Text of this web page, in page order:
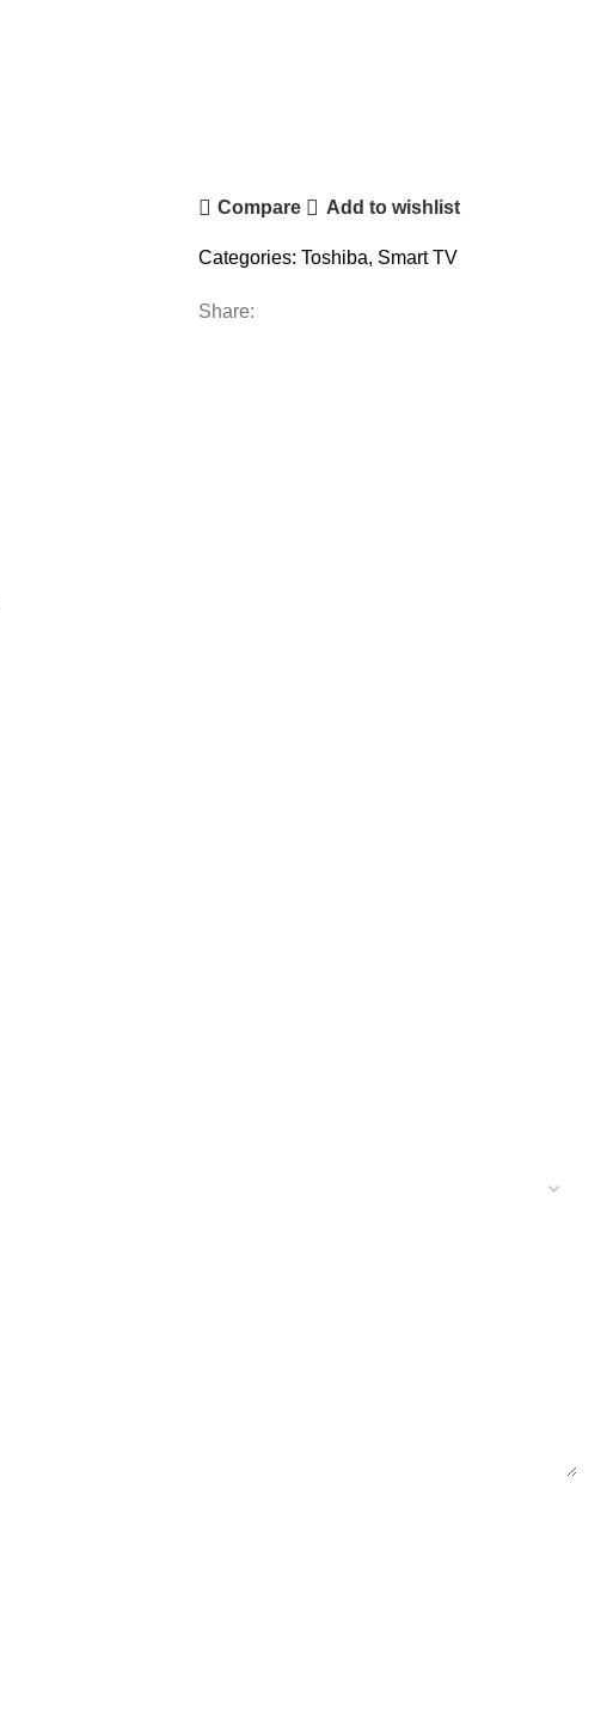
Compare Add to wishlist
Categories: Toshiba, Smart TV
Share: